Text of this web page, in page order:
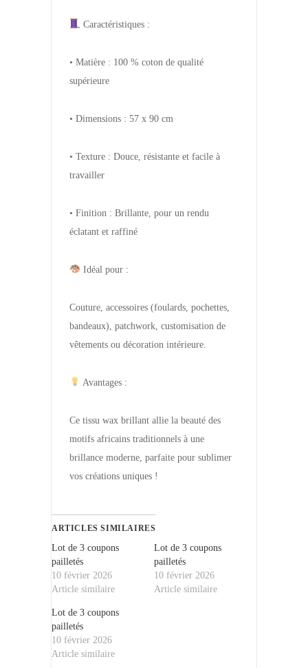
Caractéristiques :
• Matière : 100 % coton de qualité
supérieure
• Dimensions : 57 x 90 cm
• Texture : Douce, résistante et facile à
travailler
• Finition : Brillante, pour un rendu
éclatant et raffiné
Idéal pour :
Couture, accessoires (foulards, pochettes,
bandeaux), patchwork, customisation de
vêtements ou décoration intérieure.
Avantages :
Ce tissu wax brillant allie la beauté des
motifs africains traditionnels à une
brillance moderne, parfaite pour sublimer
vos créations uniques !
ARTICLES SIMILAIRES
Lot de 3 coupons
pailletés
10 février 2026
Article similaire
Lot de 3 coupons
pailletés
10 février 2026
Article similaire
Lot de 3 coupons
pailletés
10 février 2026
Article similaire